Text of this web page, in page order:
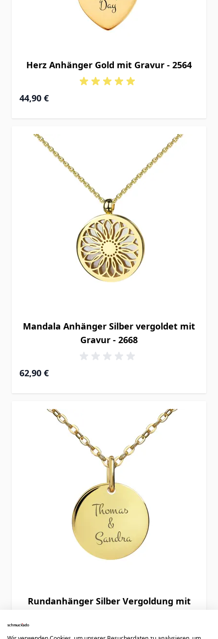
Herz Anhänger Gold mit Gravur - 2564
44,90 €
Mandala Anhänger Silber vergoldet mit
Gravur - 2668
62,90 €
Rundanhänger Silber Vergoldung mit